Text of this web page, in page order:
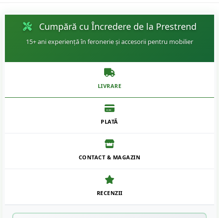
Cumpără cu Încredere de la Prestrend
15+ ani experiență în feronerie și accesorii pentru mobilier
LIVRARE
PLATĂ
CONTACT & MAGAZIN
RECENZII